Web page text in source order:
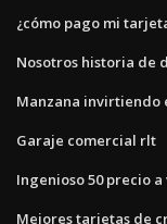
¿cómo pago mi
Nosotros historia de
Manzana invirtiendo
Garaje comercial rlt
Ingenioso 50 precio
Mejores tarjetas de